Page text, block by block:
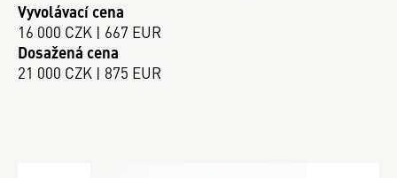
Vyvolávací cena
16 000 CZK | 667 EUR
Dosažená cena
21 000 CZK | 875 EUR